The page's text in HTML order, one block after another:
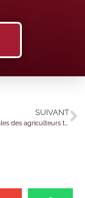
SUIVANT
Cotisations sociales des agriculteurs touchés par le gel : un délai supplémentaire ?